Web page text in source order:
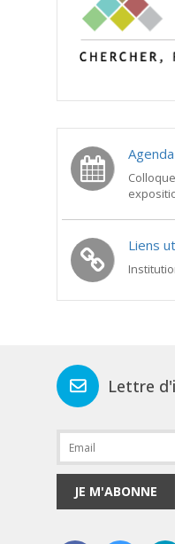
Agenda
Liens
Lettre
JE M'ABONNE